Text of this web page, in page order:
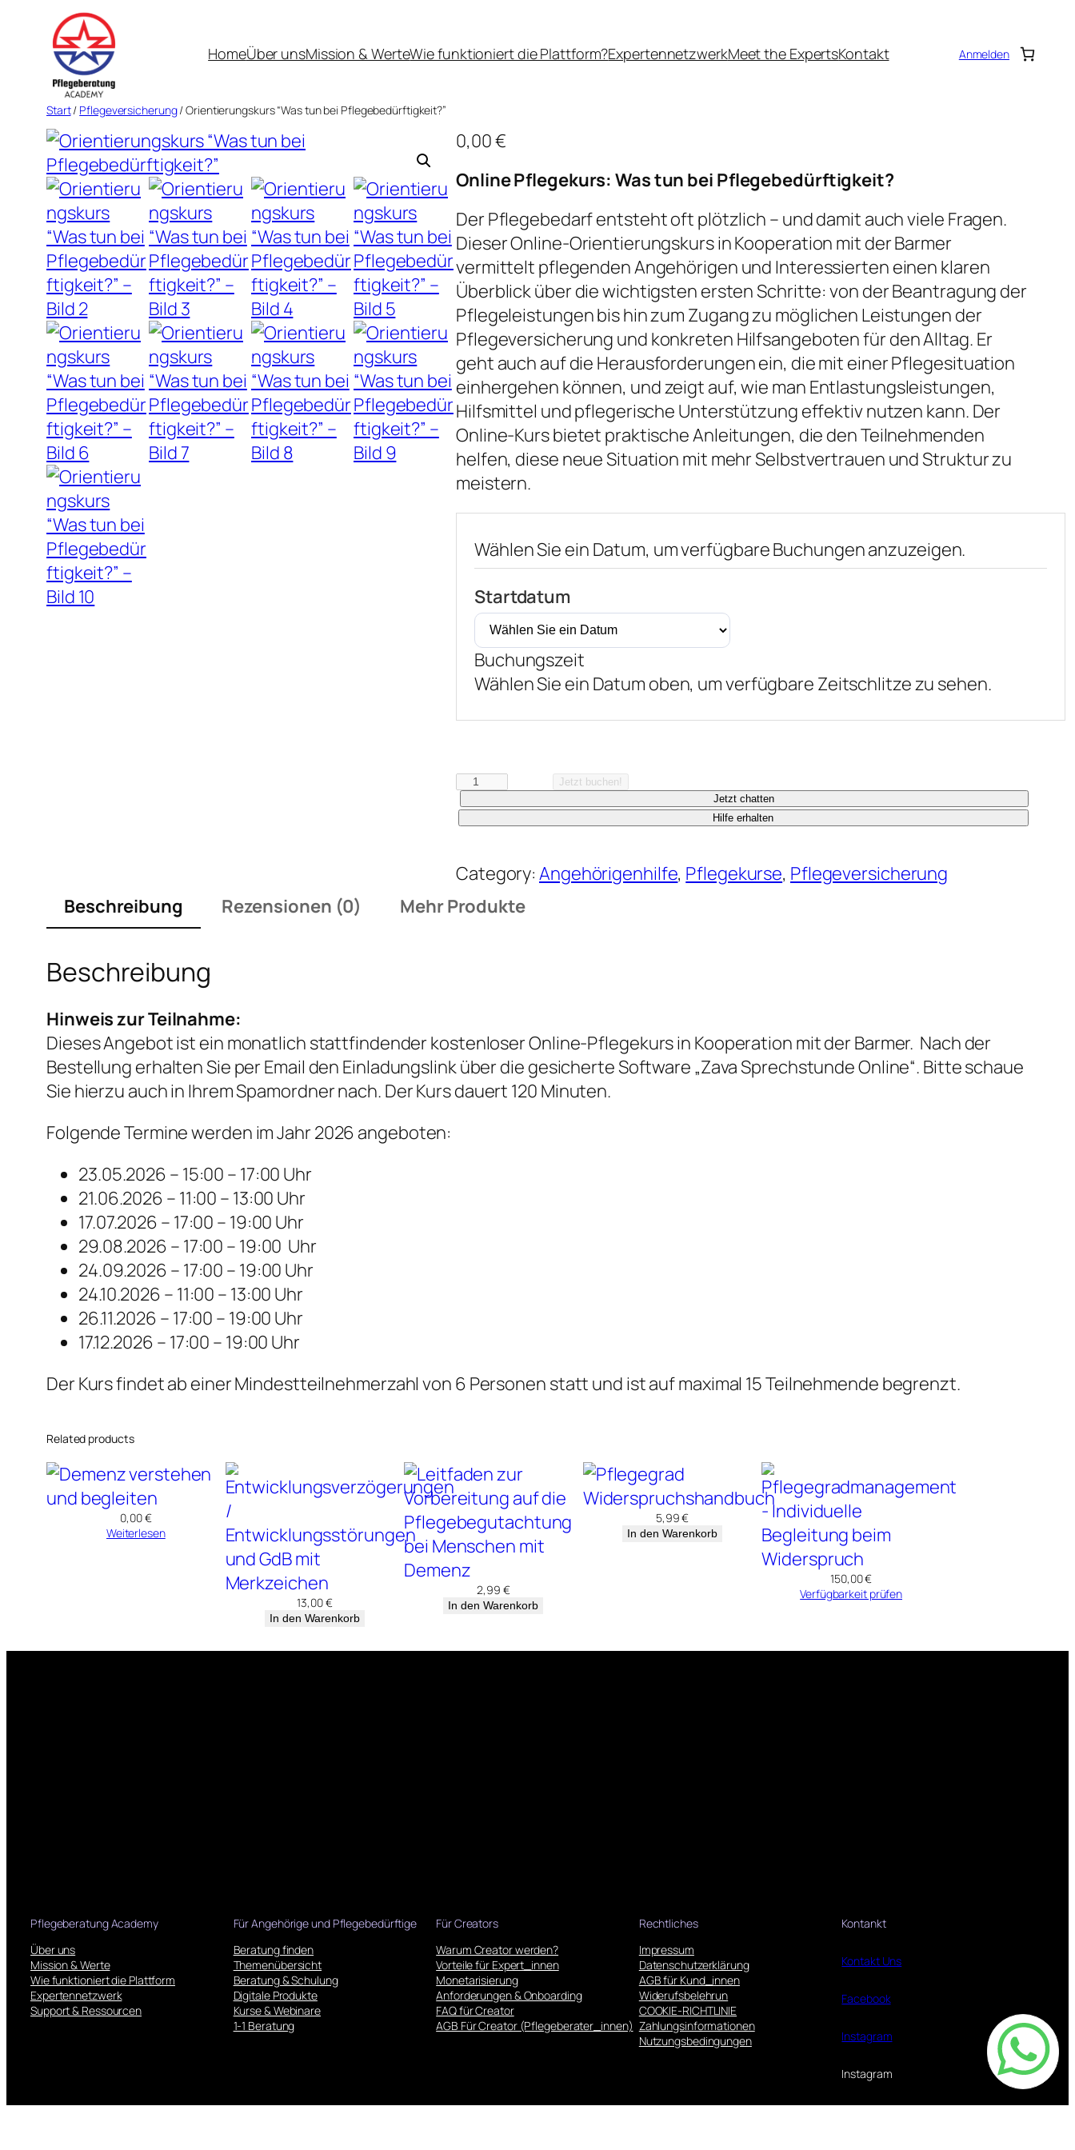
springen
HomeÜber unsMission & WerteWie funktioniert die Plattform?ExpertennetzwerkMeet the ExpertsKontakt Anmelden
Start/ Pflegeversicherung/ Orientierungskurs “Was tun bei Pflegebedürftigkeit?”
0,00€
Online Pflegekurs: Was tun bei Pflegebedürftigkeit?
Der Pflegebedarf entsteht oft plötzlich – und damit auch viele Fragen.
Dieser Online-Orientierungskurs in Kooperation mit der Barmer
vermittelt pflegenden Angehörigen und Interessierten einen klaren
Überblick über die wichtigsten ersten Schritte: von der Beantragung der
Pflegeleistungen bis hin zum Zugang zu möglichen Leistungen der
Pflegeversicherung und konkreten Hilfsangeboten für den Alltag. Er
geht auch auf die Herausforderungen ein, die mit einer Pflegesituation
einhergehen können, und zeigt auf, wie man Entlastungsleistungen,
Hilfsmittel und pflegerische Unterstützung effektiv nutzen kann. Der
Online-Kurs bietet praktische Anleitungen, die den Teilnehmenden
helfen, diese neue Situation mit mehr Selbstvertrauen und Struktur zu
meistern.
Wählen Sie ein Datum, um verfügbare Buchungen anzuzeigen.
Startdatum
Buchungszeit
Wählen Sie ein Datum oben, um verfügbare Zeitschlitze zu sehen.
O
r
i
n
t
g
s
k
e
l
e
g
e
b
e
ü
M
e
n
g
e
Jetzt buchen!
Jetzt chatten
Hilfe erhalten
Category:Angehörigenhilfe, Pflegekurse, Pflegeversicherung
Beschreibung
Rezensionen (0) Mehr Produkte
Beschreibung
Hinweis zur Teilnahme:
Dieses Angebot ist ein monatlich stattfindender kostenloser Online-Pflegekurs in Kooperation mit der Barmer. Nach der
Bestellung erhalten Sie per Email den Einladungslink über die gesicherte Software „Zava Sprechstunde Online“. Bitte schaue
Sie hierzu auch in Ihrem Spamordner nach. Der Kurs dauert 120 Minuten.
Folgende Termine werden im Jahr 2026 angeboten:
23.05.2026 – 15:00 – 17:00 Uhr
21.06.2026 – 11:00 – 13:00 Uhr
17.07.2026 – 17:00 – 19:00 Uhr
29.08.2026 – 17:00 – 19:00 Uhr
24.09.2026 – 17:00 – 19:00 Uhr
24.10.2026 – 11:00 – 13:00 Uhr
26.11.2026 – 17:00 – 19:00 Uhr
17.12.2026 – 17:00 – 19:00 Uhr
Der Kurs findet ab einer Mindestteilnehmerzahl von 6 Personen statt und ist auf maximal 15 Teilnehmende begrenzt.
Related products
0,00€
Weiterlesen
13,00€
In den Warenkorb
2,99 €
In den Warenkorb
5,99€
In den Warenkorb
150,00€
Verfügbarkeit prüfen
Pflegeberatung Academy
Über uns
Mission & Werte
Wie funktioniert die Plattform
Expertennetzwerk
Support & Ressourcen
Für Angehörige und Pflegebedürftige
Beratung finden
Themenübersicht
Beratung & Schulung
Digitale Produkte
Kurse & Webinare
1-1 Beratung
Für Creators
Warum Creator werden?
Vorteile für Expert_innen
Monetarisierung
Anforderungen & Onboarding
FAQ für Creator
AGB Für Creator (Pflegeberater_innen)
Rechtliches
Impressum
Datenschutzerklärung
AGB für Kund_innen
Widerufsbelehrun
COOKIE-RICHTLINIE
Zahlungsinformationen
Nutzungsbedingungen
Kontankt
Kontakt Uns
Facebook
Instagram
Instagram